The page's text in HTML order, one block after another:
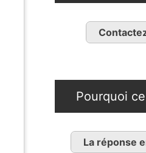
Pourquoi
La réponse